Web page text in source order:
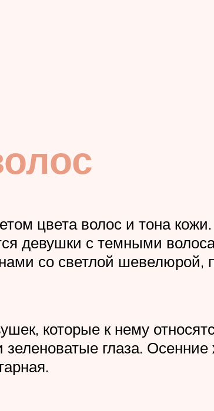
цвета волос и тона
девушки с темными
со светлой шевелюрой,
которые к нему
зеленоватые глаза.